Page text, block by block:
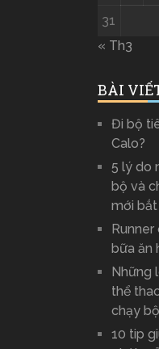
31
« Th3
BÀI
Đi bộ
Calo?
5 lý do
bộ và
mới bắt
Runner
bữa ăn
Những
thể
chạy bộ
10 tip